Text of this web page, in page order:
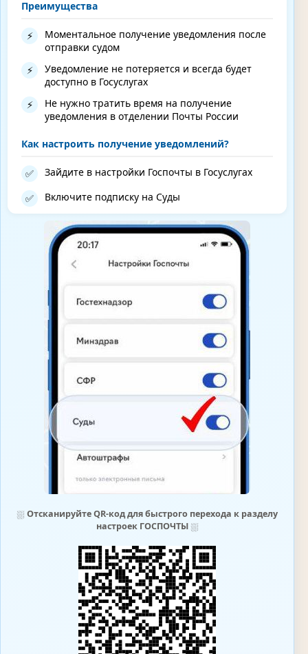
Преимущества
⚡
Моментальное получение уведомления после
отправки судом
⚡
Уведомление не потеряется и всегда будет
доступно в Госуслугах
⚡
Не нужно тратить время на получение
уведомления в отделении Почты России
Как настроить получение уведомлений?
✅ Зайдите в настройки Госпочты в Госуслугах
✅ Включите подписку на Суды
⛆ Отсканируйте QR-код для быстрого перехода к разделу
настроек ГОСПОЧТЫ⛆